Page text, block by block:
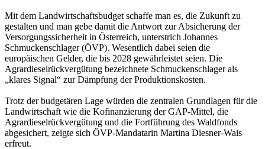
Mit dem Landwirtschaftsbudget schaffe man es, die Zukunft zu
gestalten und man gebe damit die Antwort zur Absicherung der
Versorgungssicherheit in Österreich, unterstrich Johannes
Schmuckenschlager (ÖVP). Wesentlich dabei seien die
europäischen Gelder, die bis 2028 gewährleistet seien. Die
Agrardieselrückvergütung bezeichnete Schmuckenschlager als
„klares Signal“ zur Dämpfung der Produktionskosten.
Trotz der budgetären Lage würden die zentralen Grundlagen für die
Landwirtschaft wie die Kofinanzierung der GAP-Mittel, die
Agrardieselrückvergütung und die Fortführung des Waldfonds
abgesichert, zeigte sich ÖVP-Mandatarin Martina Diesner-Wais
erfreut.